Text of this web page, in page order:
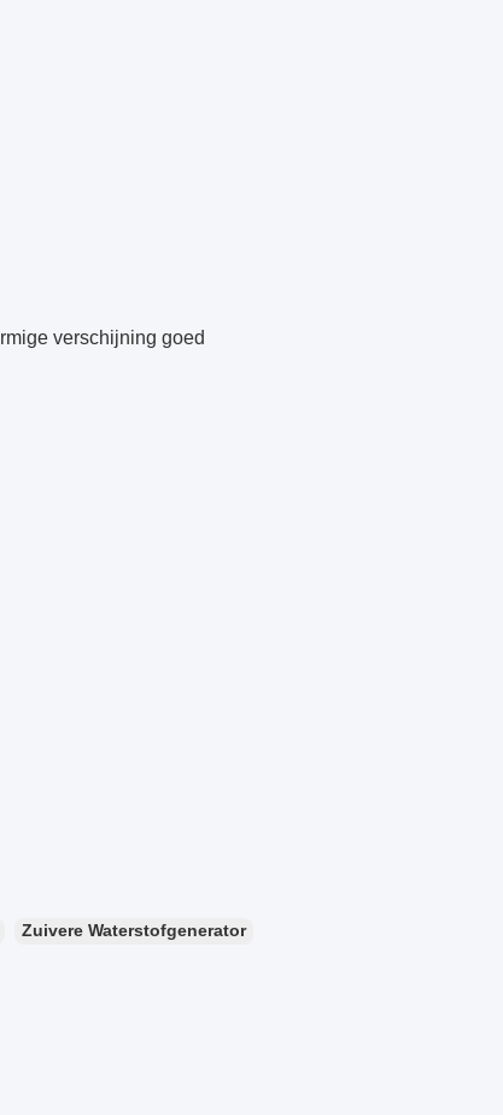
verschijning goed
Zuivere Waterstofgenerator